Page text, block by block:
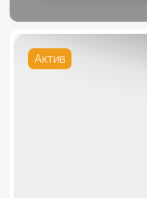
Актив